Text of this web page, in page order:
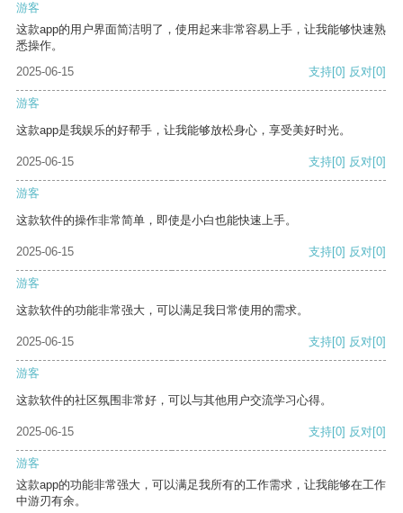
游客
这款app的用户界面简洁明了，使用起来非常容易上手，让我能够快速熟
悉操作。
2025-06-15
支持[0] 反对[0]
游客
这款app是我娱乐的好帮手，让我能够放松身心，享受美好时光。
2025-06-15 支持[0] 反对[0]
游客
这款软件的操作非常简单，即使是小白也能快速上手。
2025-06-15 支持[0] 反对[0]
游客
这款软件的功能非常强大，可以满足我日常使用的需求。
2025-06-15 支持[0] 反对[0]
游客
这款软件的社区氛围非常好，可以与其他用户交流学习心得。
2025-06-15 支持[0] 反对[0]
游客
这款app的功能非常强大，可以满足我所有的工作需求，让我能够在工作
中游刃有余。